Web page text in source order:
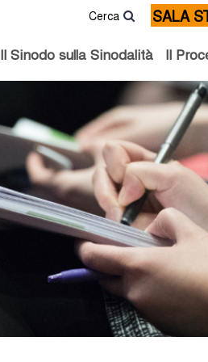
SALA
Cerca
Il Sinodo sulla Sinodalità Il